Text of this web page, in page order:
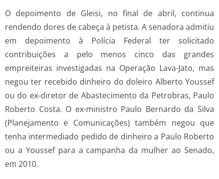
O depoimento de Gleisi, no final de abril, continua
rendendo dores de cabeça à petista. A senadora admitiu
em depoimento à Polícia Federal ter solicitado
contribuições a pelo menos cinco das grandes
empreiteiras investigadas na Operação Lava-Jato, mas
negou ter recebido dinheiro do doleiro Alberto Youssef
ou do ex-diretor de Abastecimento da Petrobras, Paulo
Roberto Costa. O ex-ministro Paulo Bernardo da Silva
(Planejamento e Comunicações) também negou que
tenha intermediado pedido de dinheiro a Paulo Roberto
ou a Youssef para a campanha da mulher ao Senado,
em 2010.